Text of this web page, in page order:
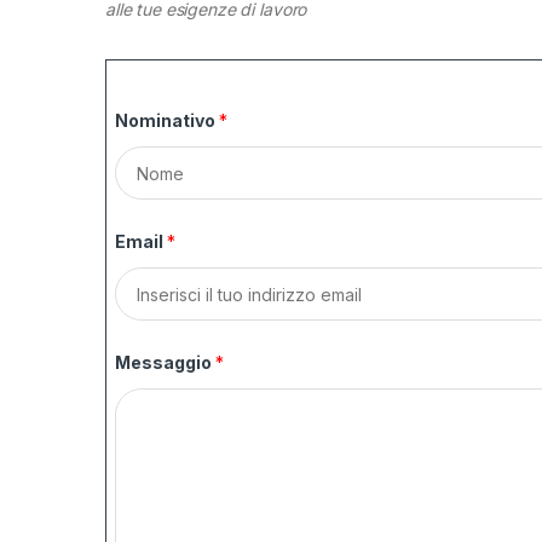
alle tue esigenze di lavoro
Nominativo *
mEmail *
Messaggio *